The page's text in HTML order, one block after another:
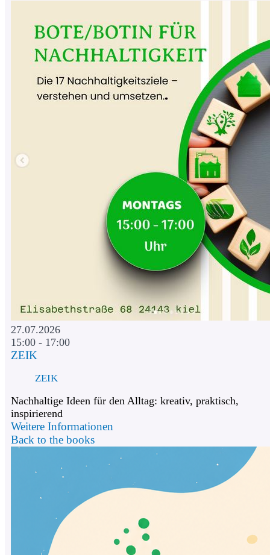
27.07.2026
15:00 - 17:00
ZEIK
ZEIK
Nachhaltige Ideen für den Alltag: kreativ, praktisch,
inspirierend
Weitere Informationen
Back to the books